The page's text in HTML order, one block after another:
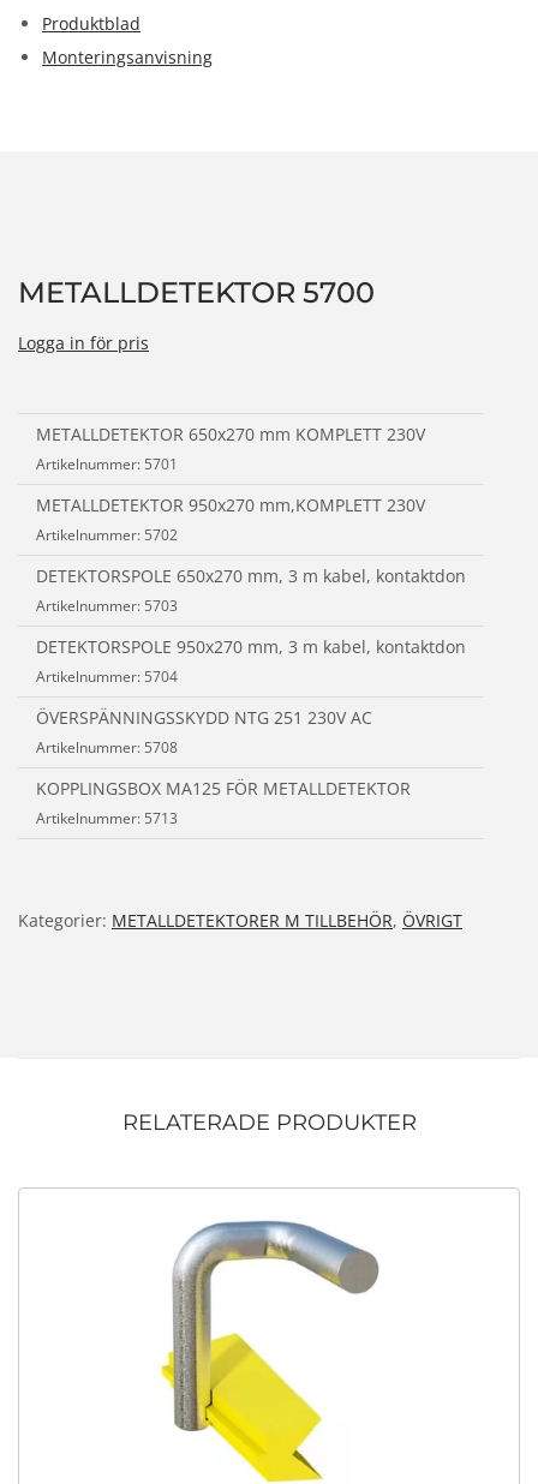
Produktblad
Monteringsanvisning
METALLDETEKTOR 5700
Logga in för pris
METALLDETEKTOR 650x270 mm KOMPLETT 230V
Artikelnummer: 5701
METALLDETEKTOR 950x270 mm,KOMPLETT 230V
Artikelnummer: 5702
DETEKTORSPOLE 650x270 mm, 3 m kabel, kontaktdon
Artikelnummer: 5703
DETEKTORSPOLE 950x270 mm, 3 m kabel, kontaktdon
Artikelnummer: 5704
ÖVERSPÄNNINGSSKYDD NTG 251 230V AC
Artikelnummer: 5708
KOPPLINGSBOX MA125 FÖR METALLDETEKTOR
Artikelnummer: 5713
Kategorier: METALLDETEKTORER M TILLBEHÖR, ÖVRIGT
RELATERADE PRODUKTER